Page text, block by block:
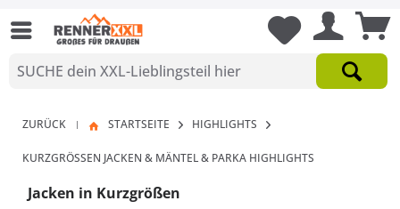
ZURÜCK | STARTSEITE HIGHLIGHTS
KURZGRÖSSEN JACKEN & MÄNTEL & PARKA HIGHLIGHTS
Jacken in Kurzgrößen